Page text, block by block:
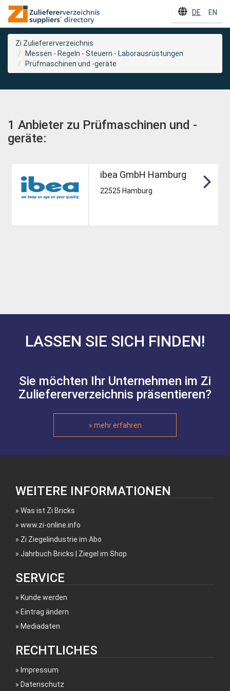
DE EN
Zi Zuliefererverzeichnis
Messen - Regeln - Steuern - Laborausrüstungen
Prüfmaschinen und -geräte
1 Anbieter zu Prüfmaschinen und -
geräte:
ibea GmbH Hamburg
22525 Hamburg
LASSEN SIE SICH FINDEN!
Sie möchten Ihr Unternehmen im Zi
Zuliefererverzeichnis präsentieren?
» mehr erfahren
WEITERE INFORMATIONEN
Was ist Zi Bricks
www.zi-online.info
Zi Ziegelindustrie im Abo
Jahrbuch Bricks | Ziegel im Shop
SERVICE
Kunde werden
Eintrag ändern
Mediadaten
RECHTLICHES
Impressum
Datenschutz